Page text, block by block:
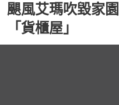
颶風艾瑪吹毀家
「貨櫃屋」